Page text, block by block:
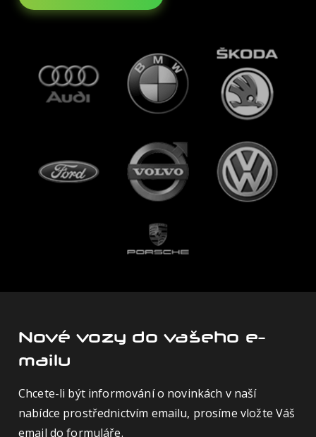
Nové vozy do vašeho e-
mailu
Chcete-li být informování o novinkách v naší
nabídce prostřednictvím emailu, prosíme vložte Váš
email do formuláře.